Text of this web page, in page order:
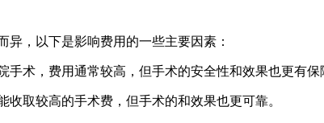
异，以下是影响费用的一些主要因素：
手术，费用通常较高，但手术的安全性和效果也更有保
收取较高的手术费，但手术的和效果也更可靠。